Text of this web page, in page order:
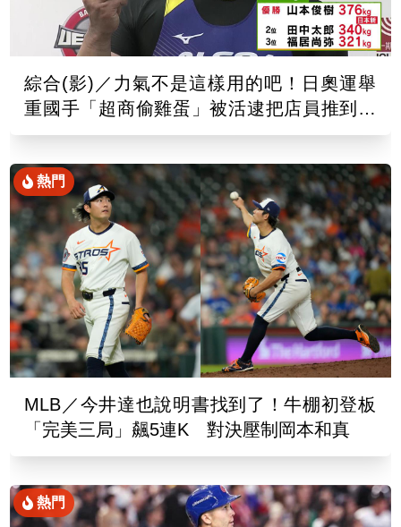
綜合(影)／力氣不是這樣用的吧！日奧運舉
重國手「超商偷雞蛋」被活逮把店員推到骨
折
熱門
MLB／今井達也說明書找到了！牛棚初登板
「完美三局」飆5連K 對決壓制岡本和真
熱門